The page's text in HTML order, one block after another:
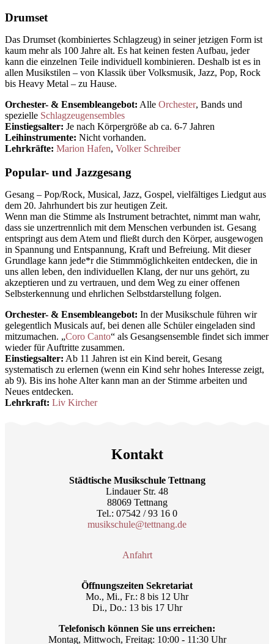
Drumset
Das Drumset (kombiniertes Schlagzeug) in seiner jetzigen Form ist
kaum mehr als 100 Jahre alt. Es hat keinen festen Aufbau, jeder
kann die einzelnen Teile individuell kombinieren. Deshalb ist es in
allen Musikstilen – von Klassik über Volksmusik, Jazz, Pop, Rock
bis Heavy Metal – zu Hause.
Orchester- & Ensembleangebot: Alle Orchester, Bands und
spezielle Schlagzeugensembles
Einstiegsalter: Je nach Körpergröße ab ca. 6-7 Jahren
Leihinstrumente: Nicht vorhanden.
Lehrkräfte: Marion Hafen, Volker Schreiber
Popular- und Jazzgesang
Gesang – Pop/Rock, Musical, Jazz, Gospel, vielfältiges Liedgut aus
dem 20. Jahrhundert bis zur heutigen Zeit.
Wenn man die Stimme als Instrument betrachtet, nimmt man wahr,
dass sie unzertrennlich mit dem Menschen verbunden ist. Gesang
entspringt aus dem Atem und fließt durch den Körper, ausgewogen
in Spannung und Entspannung, Kraft und Befreiung. Mit dieser
Grundlage kann jede*r die Stimmmöglichkeiten entdecken, die in
uns allen leben, den individuellen Klang, der nur uns gehört, zu
akzeptieren und zu vertrauen, und dem Weg zu einer offenen
Selbsterkennung und ehrlichen Selbstdarstellung folgen.
Orchester- & Ensembleangebot: In der Musikschule führen wir
gelegentlich Musicals auf, bei denen alle Schüler eingeladen sind
mitzumachen. „Coro Canto“ als Gesangsensemble findet sich immer
wieder für Auftritte zusammen.
Einstiegsalter: Ab 11 Jahren ist ein Kind bereit, Gesang
systematisch zu erlernen (wenn ein Kind sehr hohes Interesse zeigt,
ab 9). Bis ins hohe Alter kann man an der Stimme arbeiten und
Neues entdecken.
Lehrkraft: Liv Kircher
Kontakt
Städtische Musikschule Tettnang
Lindauer Str. 48
88069 Tettnang
Tel.: 07542 / 93 16 0
musikschule@tettnang.de
Anfahrt
Öffnungszeiten Sekretariat
Mo., Mi., Fr.: 8 bis 12 Uhr
Di., Do.: 13 bis 17 Uhr
Telefonisch können Sie uns erreichen:
Montag, Mittwoch, Freitag: 10:00 - 11:30 Uhr